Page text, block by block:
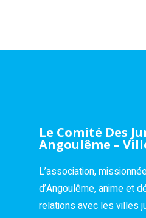
Le Comité Des
Angoulême –
L’association,
d’Angoulême, anime et
relations avec les villes